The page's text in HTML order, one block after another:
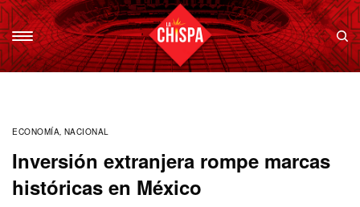
ECONOMÍA, NACIONAL
Inversión extranjera rompe marcas
históricas en México